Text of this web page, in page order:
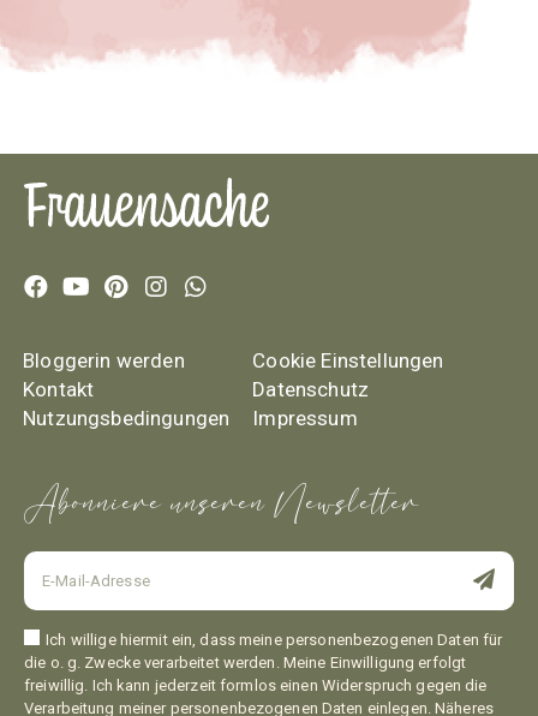
Bloggerin werden
Kontakt
Nutzungsbedingungen
Cookie Einstellungen
Datenschutz
Impressum
Abonniere unseren Newsletter
Ich willige hiermit ein, dass meine personenbezogenen Daten für
die o. g. Zwecke verarbeitet werden. Meine Einwilligung erfolgt
freiwillig. Ich kann jederzeit formlos einen Widerspruch gegen die
Verarbeitung meiner personenbezogenen Daten einlegen. Näheres